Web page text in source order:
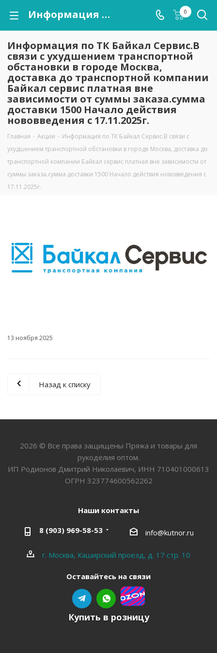
Информация по ТК Байкал Сервис.В связи с ухудшением транспортной обстановки в городе Москва, доставка до транспортной компании Байкал сервис платная вне зависимости от суммы заказа.сумма доставки 1500 Начало действия нововведения с 17.11.2025г. 0
Информация по ТК Байкал Сервис.В
связи с ухудшением транспортной
обстановки в городе Москва,
доставка до транспортной компании
Байкал сервис платная вне
зависимости от суммы заказа.сумма
доставки 1500 Начало действия
нововведения с 17.11.2025г.
Главная - Акции - Информация по ТК Байкал Сервис.В связи с
ухудшением транспортной обстановки в городе Москва, доставка до
транспортной компании Байкал сервис платная вне зависимости от
суммы заказа.сумма доставки 1500 Начало действия нововведения с
17.11.2025г.
13 ноября 2025
Назад к списку
2026 © Все права защищены Пряжа и товары для
рукоделия оптом.
ИП Родионов Дмитрий Николаевич, ИНН 710401000613
ОГРН 323774600562262
Наши контакты
8 (903) 969-58-53 info@kutnor.ru
г. Москва, Каширский проезд, д. 17 стр. 10
Оставайтесь на связи
Купить в розницу